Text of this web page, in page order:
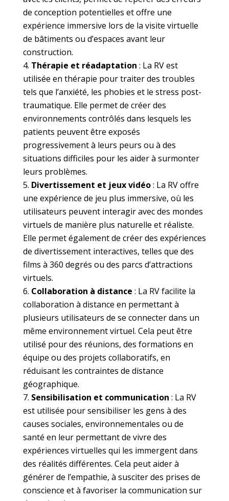
de conception potentielles et offre une
expérience immersive lors de la visite virtuelle
de bâtiments ou d’espaces avant leur
construction.
Thérapie et réadaptation : La RV est
utilisée en thérapie pour traiter des troubles
tels que l’anxiété, les phobies et le stress post-
traumatique. Elle permet de créer des
environnements contrôlés dans lesquels les
patients peuvent être exposés
progressivement à leurs peurs ou à des
situations difficiles pour les aider à surmonter
leurs problèmes.
Divertissement et jeux vidéo: La RV offre
une expérience de jeu plus immersive, où les
utilisateurs peuvent interagir avec des mondes
virtuels de manière plus naturelle et réaliste.
Elle permet également de créer des expériences
de divertissement interactives, telles que des
films à 360 degrés ou des parcs d’attractions
virtuels.
Collaboration à distance : La RV facilite la
collaboration à distance en permettant à
plusieurs utilisateurs de se connecter dans un
même environnement virtuel. Cela peut être
utilisé pour des réunions, des formations en
équipe ou des projets collaboratifs, en
réduisant les contraintes de distance
géographique.
Sensibilisation et communication : La RV
est utilisée pour sensibiliser les gens à des
causes sociales, environnementales ou de
santé en leur permettant de vivre des
expériences virtuelles qui les immergent dans
des réalités différentes. Cela peut aider à
générer de l’empathie, à susciter des prises de
conscience et à favoriser la communication sur